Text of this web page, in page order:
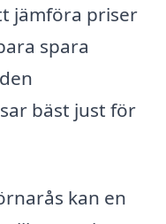
jämföra priser
spara
bäst just för
kan en